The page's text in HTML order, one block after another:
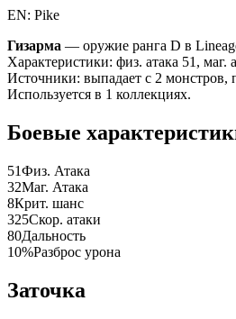
EN: Pike
Гизарма — оружие ранга D в
Характеристики: физ. атака 51, маг.
Источники: выпадает с 2 монстров,
Используется в 1 коллекциях.
Боевые
51Физ. Атака
32Маг. Атака
8Крит. шанс
325Скор. атаки
80Дальность
10%Разброс урона
Заточка